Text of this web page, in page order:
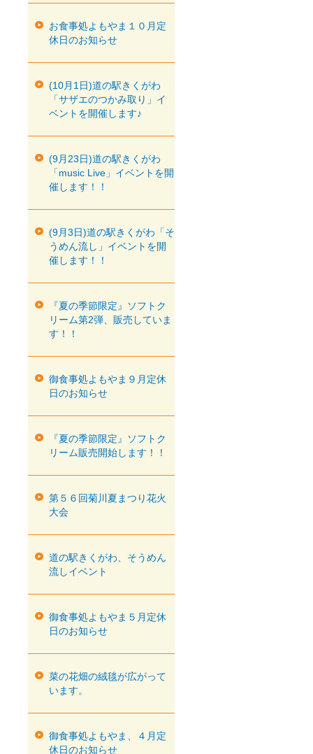
お食事処よもやま１０月定
休日のお知らせ
(10月1日)道の駅きくがわ
「サザエのつかみ取り」イ
ベントを開催します♪
(9月23日)道の駅きくがわ
「music Live」イベントを開
催します！！
(9月3日)道の駅きくがわ「そ
うめん流し」イベントを開
催します！！
『夏の季節限定』ソフトク
リーム第2弾、販売していま
す！！
御食事処よもやま９月定休
日のお知らせ
『夏の季節限定』ソフトク
リーム販売開始します！！
第５６回菊川夏まつり花火
大会
道の駅きくがわ、そうめん
流しイベント
御食事処よもやま５月定休
日のお知らせ
菜の花畑の絨毯が広がって
います。
御食事処よもやま、４月定
休日のお知らせ